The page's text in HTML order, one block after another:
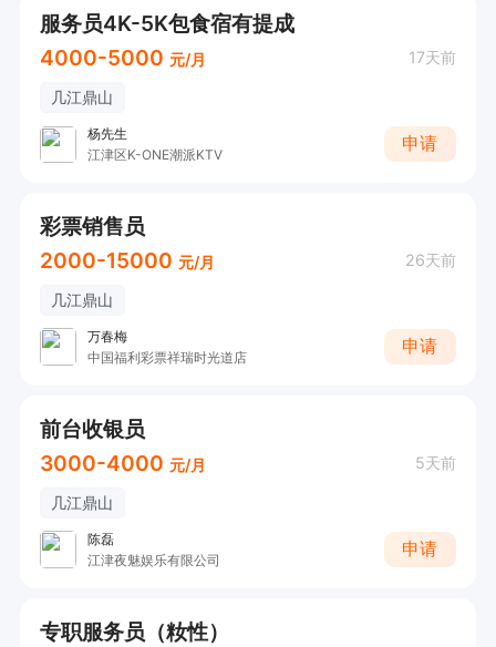
服务员4K-5K包食宿有提成
4000-5000 元/月 17天前
几江鼎山
杨先生
江津区K-ONE潮派KTV
申请
彩票销售员
2000-15000 元/月 26天前
几江鼎山
万春梅
中国福利彩票祥瑞时光道店
申请
前台收银员
3000-4000 元/月 5天前
几江鼎山
陈磊
江津夜魅娱乐有限公司
申请
专职服务员（籹性）